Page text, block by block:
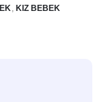
KIZ BEBEK